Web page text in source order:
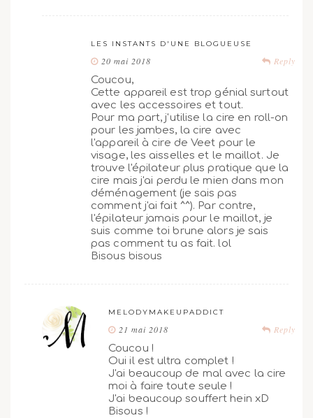
LES INSTANTS D'UNE BLOGUEUSE
Reply
20 mai 2018
Coucou,
Cette appareil est trop génial surtout
avec les accessoires et tout.
Pour ma part, j'utilise la cire en roll-on
pour les jambes, la cire avec
l'appareil à cire de Veet pour le
visage, les aisselles et le maillot. Je
trouve l'épilateur plus pratique que la
cire mais j'ai perdu le mien dans mon
déménagement (je sais pas
comment j'ai fait ^^). Par contre,
l'épilateur jamais pour le maillot, je
suis comme toi brune alors je sais
pas comment tu as fait. lol
Bisous bisous
MELODYMAKEUPADDICT
Reply
21 mai 2018
Coucou !
Oui il est ultra complet !
J'ai beaucoup de mal avec la cire
moi à faire toute seule !
J'ai beaucoup souffert hein xD
Bisous !